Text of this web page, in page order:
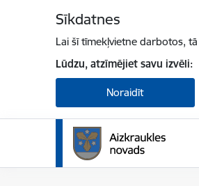
Sīkdatnes
Lai šī tīmekļvietne darbotos,
Lūdzu, atzīmējiet savu izvēli:
Noraidīt